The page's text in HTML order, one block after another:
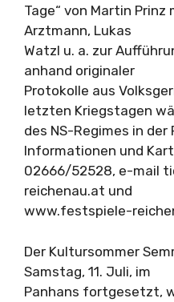
Tage“ von Martin
Arztmann, Lukas
Watzl u. a. zur
anhand originaler
Protokolle aus
letzten Kriegstagen
des NS-Regimes in der
Informationen und
02666/52528, e-mail
reichenau.at und
www.festspiele-
Der Kultursommer
Samstag, 11. Juli, im
Panhans fortgesetzt,